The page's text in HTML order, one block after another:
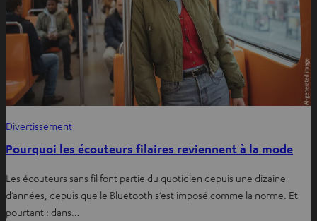
Divertissement
Pourquoi les écouteurs filaires reviennent à la mode
Les écouteurs sans fil font partie du quotidien depuis une dizaine
d’années, depuis que le Bluetooth s’est imposé comme la norme. Et
pourtant : dans…